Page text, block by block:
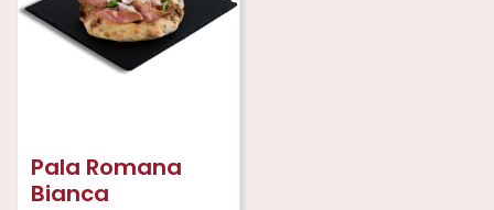
Pala Romana
Bianca